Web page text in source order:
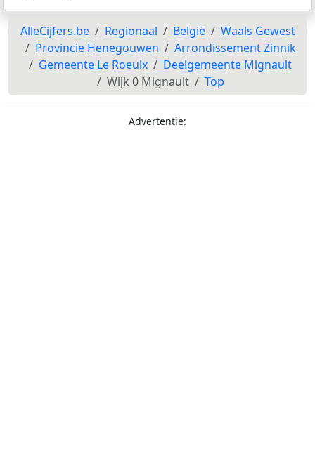
AlleCijfers.be Regionaal België
Waals Gewest
Provincie Henegouwen
Arrondissement Zinnik
Gemeente Le Roeulx
Deelgemeente Mignault
Wijk 0 Mignault
Top
Advertentie: